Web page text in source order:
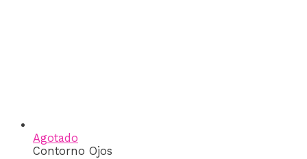
Agotado
Contorno Ojos